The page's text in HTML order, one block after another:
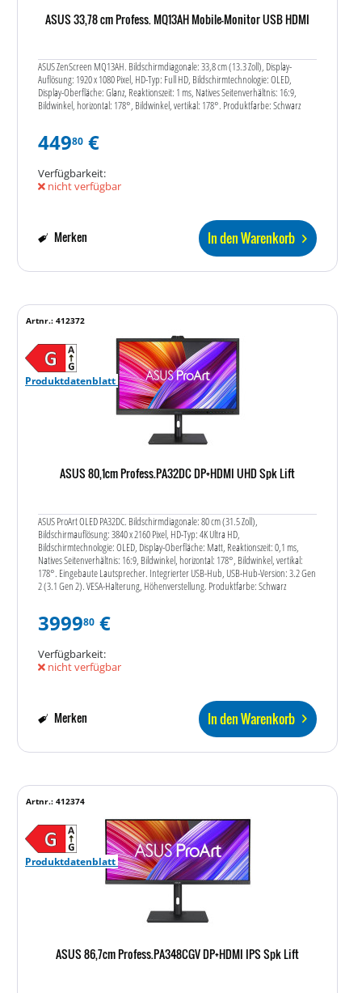
ASUS 33,78 cm Profess. MQ13AH Mobile-Monitor USB HDMI
ASUS ZenScreen MQ13AH. Bildschirmdiagonale: 33,8 cm (13.3 Zoll), Display-
Auflösung: 1920 x 1080 Pixel, HD-Typ: Full HD, Bildschirmtechnologie: OLED,
Display-Oberfläche: Glanz, Reaktionszeit: 1 ms, Natives Seitenverhältnis: 16:9,
Bildwinkel, horizontal: 178°, Bildwinkel, vertikal: 178°. Produktfarbe: Schwarz
44980 €
Verfügbarkeit:
nicht verfügbar
In den Warenkorb
Merken
Produktdatenblatt
ASUS 80,1cm Profess.PA32DC DP+HDMI UHD Spk Lift
ASUS ProArt OLED PA32DC. Bildschirmdiagonale: 80 cm (31.5 Zoll),
Bildschirmauflösung: 3840 x 2160 Pixel, HD-Typ: 4K Ultra HD,
Bildschirmtechnologie: OLED, Display-Oberfläche: Matt, Reaktionszeit: 0,1 ms,
Natives Seitenverhältnis: 16:9, Bildwinkel, horizontal: 178°, Bildwinkel, vertikal:
178°. Eingebaute Lautsprecher. Integrierter USB-Hub, USB-Hub-Version: 3.2 Gen
2 (3.1 Gen 2). VESA-Halterung, Höhenverstellung. Produktfarbe: Schwarz
Artnr.: 412372
399980 €
Verfügbarkeit:
nicht verfügbar
In den Warenkorb
Merken
Produktdatenblatt
ASUS 86,7cm Profess.PA348CGV DP+HDMI IPS Spk Lift
Artnr.: 412374